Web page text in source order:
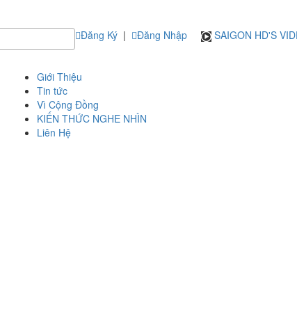
Đăng Ký | Đăng Nhập SAIGON HD'S
Giới Thiệu
Tin tức
Vì Cộng Đồng
KIẾN THỨC NGHE NHÌN
Liên Hệ